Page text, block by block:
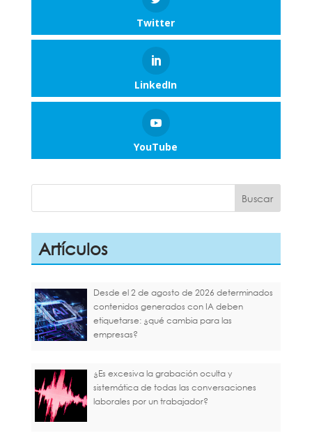
Twitter
LinkedIn
YouTube
Artículos
Desde el 2 de agosto de 2026 determinados
contenidos generados con IA deben
etiquetarse: ¿qué cambia para las
empresas?
¿Es excesiva la grabación oculta y
sistemática de todas las conversaciones
laborales por un trabajador?